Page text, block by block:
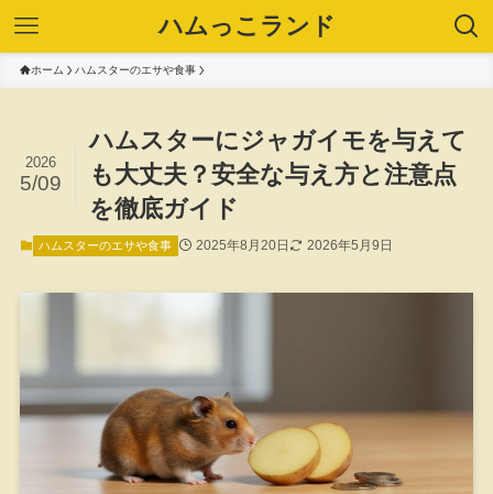
ハムっこランド
ホーム ハムスターのエサや食事
ハムスターにジャガイモを与えて
も大丈夫？安全な与え方と注意点
を徹底ガイド
2026
5/09
ハムスターのエサや食事 2025年8月20日 2026年5月9日